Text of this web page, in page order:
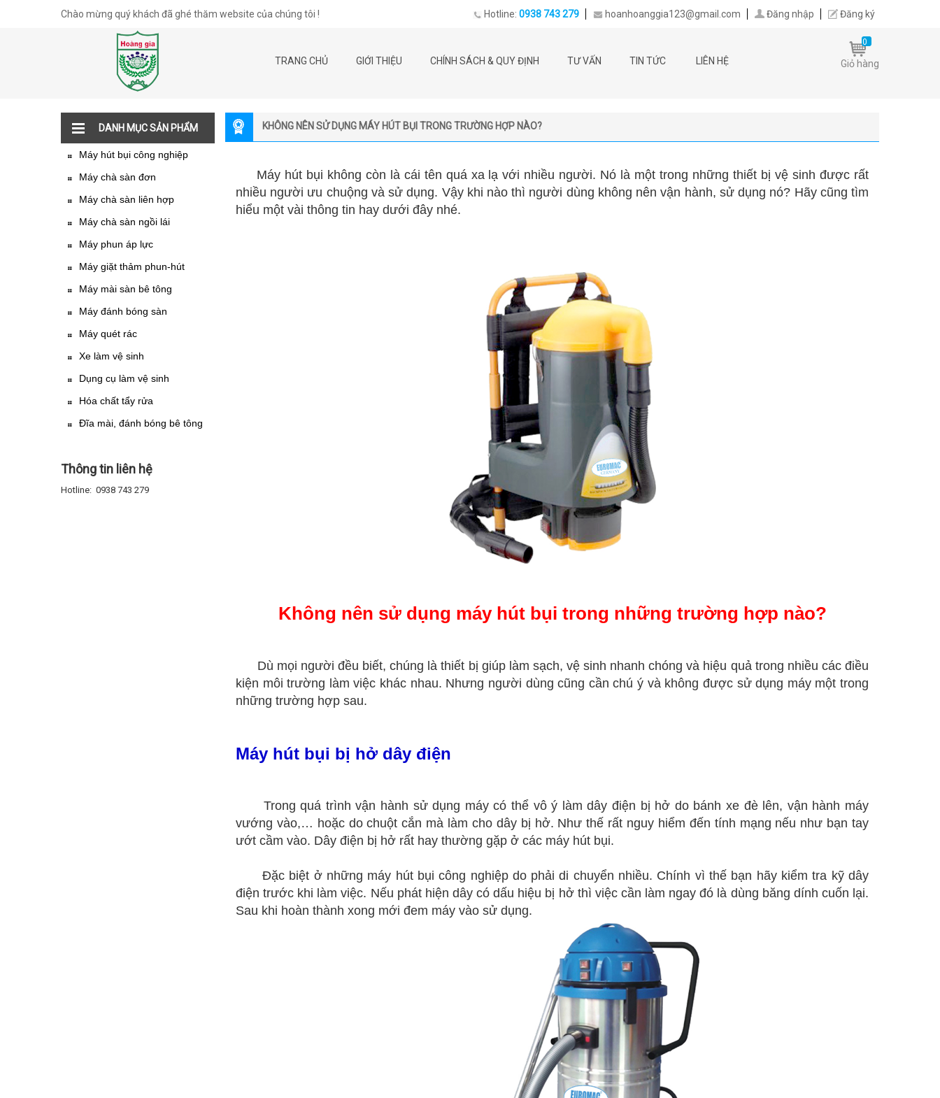
Chào mừng quý khách đã ghé thăm website của chúng tôi ! Hotline: 0938 743 279 hoanhoanggia123@gmail.com Đăng nhập Đăng ký
TRANG CHỦ GIỚI THIỆU CHÍNH SÁCH & QUY ĐỊNH TƯ VẤN TIN TỨC LIÊN HỆ
0
Giỏ hàng
DANH MỤC SẢN PHẨM
Máy hút bụi công nghiệp
Máy chà sàn đơn
Máy chà sàn liên hợp
Máy chà sàn ngồi lái
Máy phun áp lực
Máy giặt thảm phun-hút
Máy mài sàn bê tông
Máy đánh bóng sàn
Máy quét rác
Xe làm vệ sinh
Dụng cụ làm vệ sinh
Hóa chất tẩy rửa
Đĩa mài, đánh bóng bê tông
Thông tin liên hệ
Hotline: 0938 743 279
KHÔNG NÊN SỬ DỤNG MÁY HÚT BỤI TRONG TRƯỜNG HỢP NÀO?
Máy hút bụi không còn là cái tên quá xa lạ với nhiều người. Nó là một trong những thiết bị vệ sinh được rất
nhiều người ưu chuộng và sử dụng. Vậy khi nào thì người dùng không nên vận hành, sử dụng nó? Hãy cũng tìm
hiểu một vài thông tin hay dưới đây nhé.
Không nên sử dụng máy hút bụi trong những trường hợp nào?
Dù mọi người đều biết, chúng là thiết bị giúp làm sạch, vệ sinh nhanh chóng và hiệu quả trong nhiều các điều
kiện môi trường làm việc khác nhau. Nhưng người dùng cũng cần chú ý và không được sử dụng máy một trong
những trường hợp sau.
Máy hút bụi bị hở dây điện
Trong quá trình vận hành sử dụng máy có thể vô ý làm dây điện bị hở do bánh xe đè lên, vận hành máy
vướng vào,… hoặc do chuột cắn mà làm cho dây bị hở. Như thế rất nguy hiểm đến tính mạng nếu như bạn tay
ướt cầm vào. Dây điện bị hở rất hay thường gặp ở các máy hút bụi.
Đặc biệt ở những máy hút bụi công nghiệp do phải di chuyển nhiều. Chính vì thế bạn hãy kiểm tra kỹ dây
điện trước khi làm việc. Nếu phát hiện dây có dấu hiệu bị hở thì việc cần làm ngay đó là dùng băng dính cuốn lại.
Sau khi hoàn thành xong mới đem máy vào sử dụng.